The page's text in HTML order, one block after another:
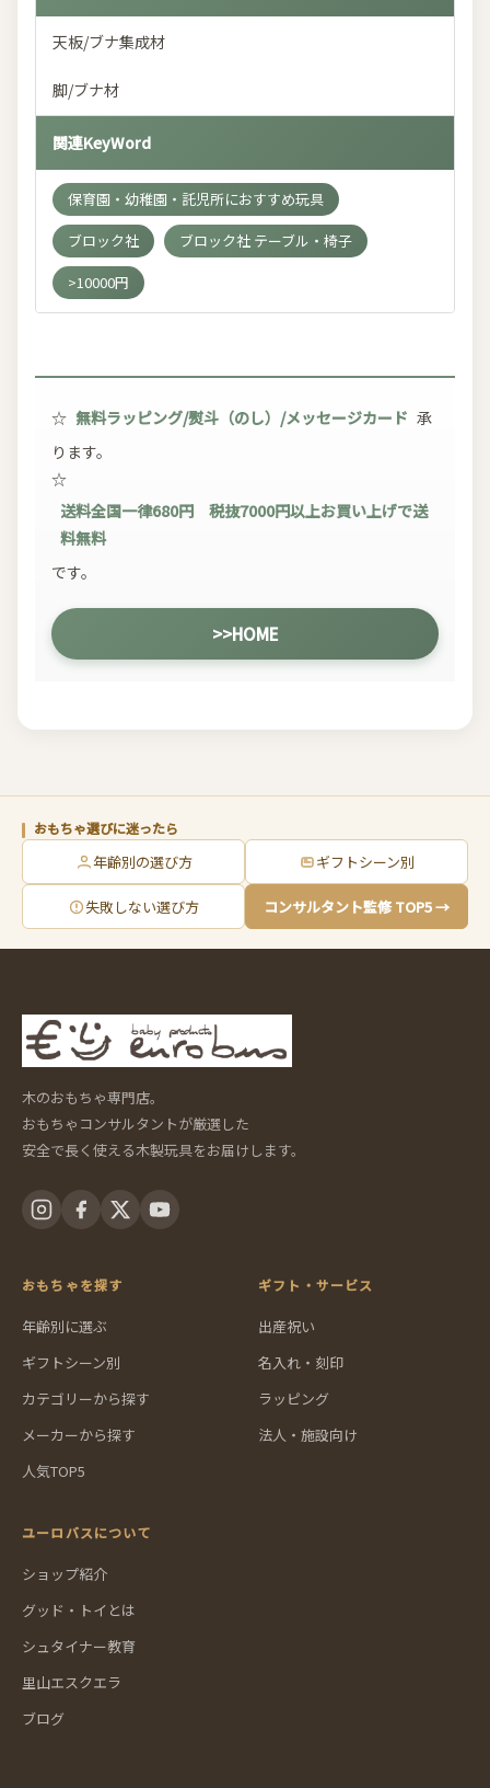
天板/ブナ集成材
脚/ブナ材
関連KeyWord
保育園・幼稚園・託児所におすすめ玩具
ブロック社
ブロック社 テーブル・椅子
>10000円
☆ 無料ラッピング/熨斗（のし）/メッセージカード 承
ります。
☆
送料全国一律680円 税抜7000円以上お買い上げで送
料無料
です。
>>HOME
おもちゃ選びに迷ったら
年齢別の選び方 ギフトシーン別
失敗しない選び方 コンサルタント監修 TOP5 →
木のおもちゃ専門店。
おもちゃコンサルタントが厳選した
安全で長く使える木製玩具をお届けします。
おもちゃを探す
年齢別に選ぶ
ギフトシーン別
カテゴリーから探す
メーカーから探す
人気TOP5
ギフト・サービス
出産祝い
名入れ・刻印
ラッピング
法人・施設向け
ユーロバスについて
ショップ紹介
グッド・トイとは
シュタイナー教育
里山エスクエラ
ブログ